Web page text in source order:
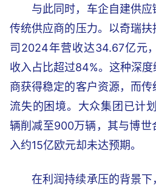
与此同时，车企自建供
传统供应商的压力。以奇瑞
司2024年营收达34.67亿元
收入占比超过84%。这种深
商获得稳定的客户资源，而
流失的困境。大众集团已计
辆削减至900万辆，其与博世
入约15亿欧元却未达预期。
在利润持续承压的背景